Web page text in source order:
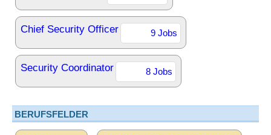
Chief Security Officer 9 Jobs
Security Coordinator 8 Jobs
BERUFSFELDER